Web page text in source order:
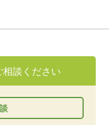
談ください